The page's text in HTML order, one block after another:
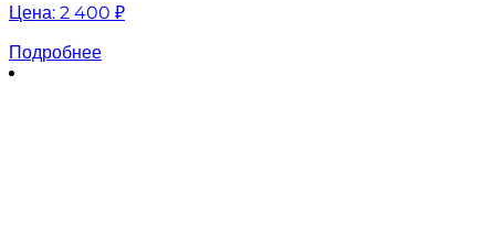
Цена: 2 400 ₽
Подробнее